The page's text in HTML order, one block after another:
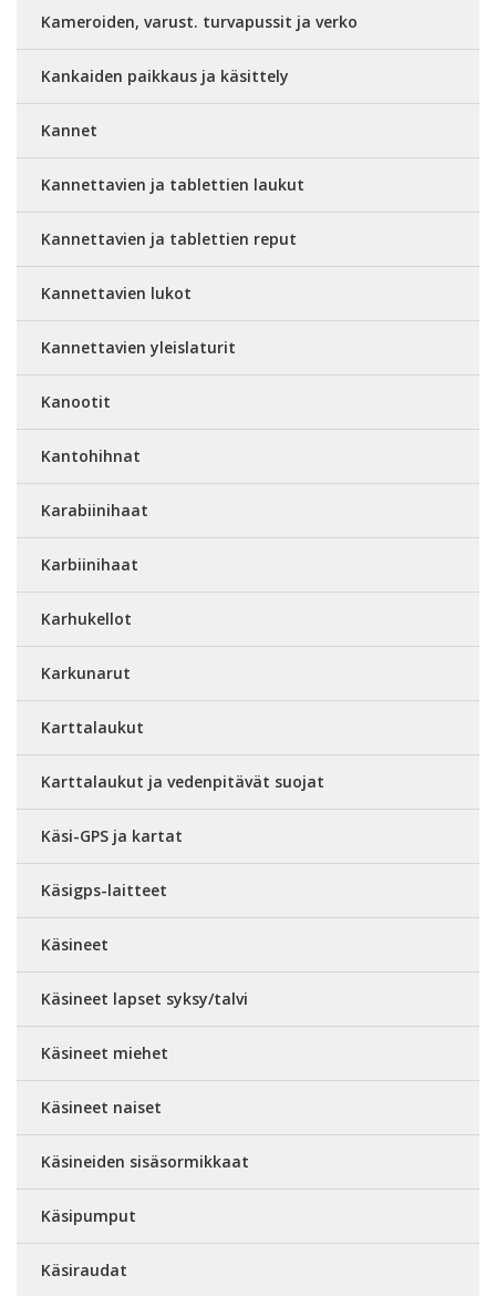
Kameroiden, varust. turvapussit ja verko
Kankaiden paikkaus ja käsittely
Kannet
Kannettavien ja tablettien laukut
Kannettavien ja tablettien reput
Kannettavien lukot
Kannettavien yleislaturit
Kanootit
Kantohihnat
Karabiinihaat
Karbiinihaat
Karhukellot
Karkunarut
Karttalaukut
Karttalaukut ja vedenpitävät suojat
Käsi-GPS ja kartat
Käsigps-laitteet
Käsineet
Käsineet lapset syksy/talvi
Käsineet miehet
Käsineet naiset
Käsineiden sisäsormikkaat
Käsipumput
Käsiraudat